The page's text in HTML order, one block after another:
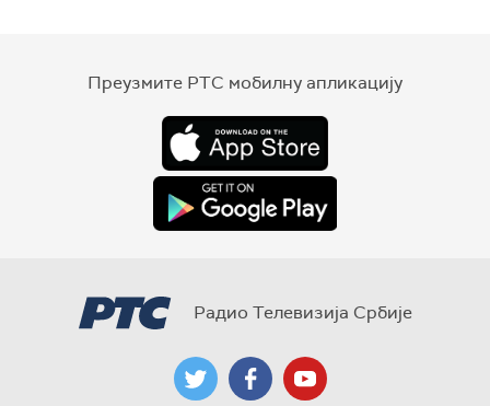
Преузмите РТС мобилну апликацију
Радио Телевизија Србије